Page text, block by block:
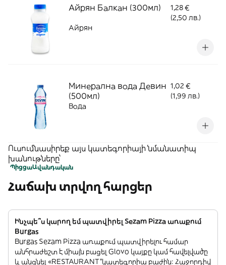
Айрян Балкан (300мл)
1,28 €
(2,50 лв.)
Айрян
Минерална вода Девин
(500мл)
1,02 €
(1,99 лв.)
Вода
Ուսումնասիրեք այս կատեգորիայի նմանատիպ
խանութները՝
ՊիցցաԱվանդական
Հաճախ տրվող հարցեր
Ինչպե՞ս կարող եմ պատվիրել Sezam Pizza առաքում
Burgas
Burgas Sezam Pizza առաքում պատվիրելու համար
անհրաժեշտ է միայն բացել Glovo կայքը կամ հավելվածը
և անցնել «RESTAURANT”կատեգորիա բաժին: Հաջորդիվ